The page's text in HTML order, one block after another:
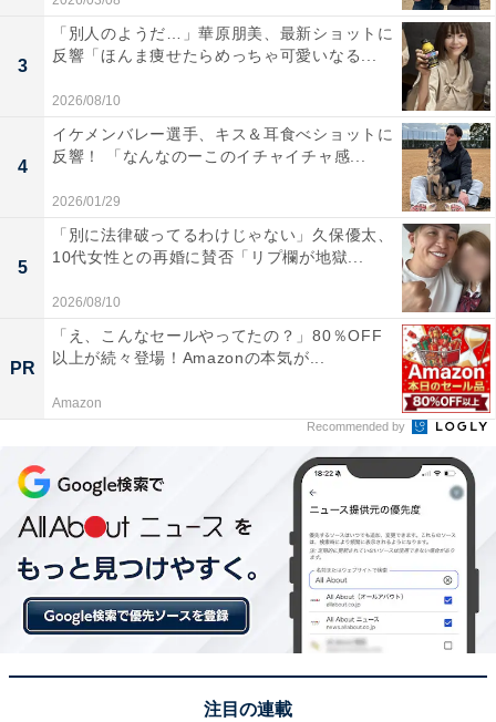
3
「別人のようだ…」華原朋美、最新ショットに
反響「ほんま痩せたらめっちゃ可愛いなる...
2026/08/10
4
イケメンバレー選手、キス＆耳食べショットに
反響！ 「なんなのーこのイチャイチャ感...
2026/01/29
5
「別に法律破ってるわけじゃない」久保優太、
10代女性との再婚に賛否「リプ欄が地獄...
2026/08/10
PR
「え、こんなセールやってたの？」80％OFF
以上が続々登場！Amazonの本気が...
Amazon
Recommended by
注目の連載